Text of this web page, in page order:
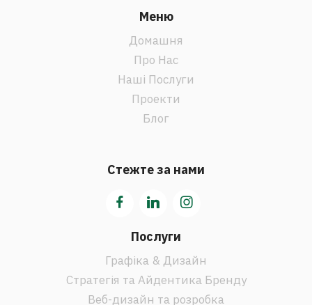
Меню
Домашня
Про Нас
Наші Послуги
Проекти
Блог
Стежте за нами
Послуги
Графіка & Дизайн
Стратегія та Айдентика Бренду
Веб-дизайн та розробка